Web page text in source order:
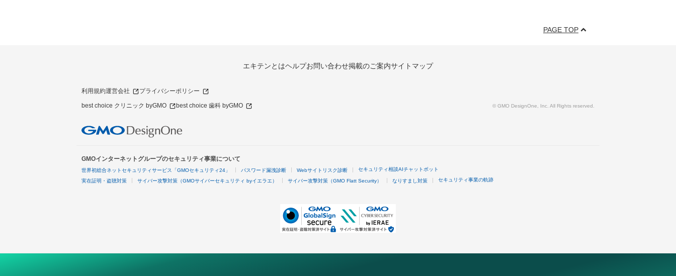
PAGE TOP
エキテンとはヘルプお問い合わせ掲載のご案内サイトマップ
利用規約運営会社 プライバシーポリシー
best choice クリニック byGMO best choice 歯科 byGMO © GMO DesignOne, Inc. All Rights reserved.
GMOインターネットグループのセキュリティ事業について
世界初総合ネットセキュリティサービス「GMOセキュリティ24」 パスワード漏洩診断 Webサイトリスク診断 セキュリティ相談AIチャットボット
実在証明・盗聴対策 サイバー攻撃対策（GMOサイバーセキュリティ byイエラエ） サイバー攻撃対策（GMO Flatt Security） なりすまし対策 セキュリティ事業の軌跡